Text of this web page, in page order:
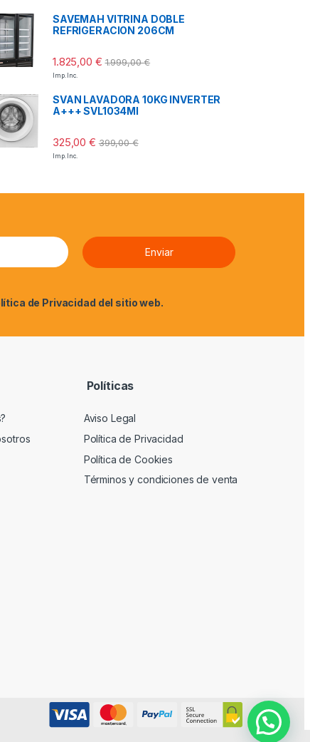
SAVEMAH VITRINA DOBLE
REFRIGERACION 206CM
1.825,00 € 1.999,00€
Imp. Inc.
SVAN LAVADORA 10KG INVERTER
A+++ SVL1034MI
325,00€ 399,00€
Imp. Inc.
de Privacidad del sitio web.
Políticas
Aviso Legal
Política de Privacidad
Política de Cookies
Términos y condiciones de venta